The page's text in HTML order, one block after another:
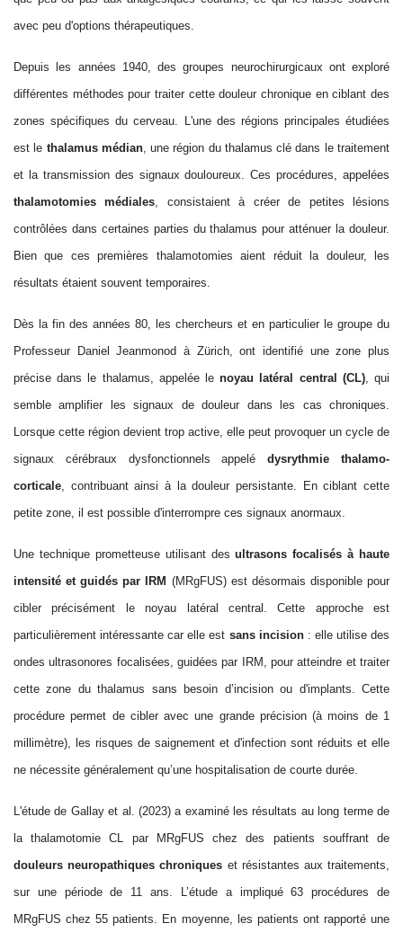
avec peu d'options thérapeutiques.
Depuis les années 1940, des groupes neurochirurgicaux ont exploré
différentes méthodes pour traiter cette douleur chronique en ciblant des
zones spécifiques du cerveau. L'une des régions principales étudiées
est le thalamus médian, une région du thalamus clé dans le traitement
et la transmission des signauxdouloureux .Ces procédures, appelées
thalamotomies médiales , consistaient à créer de petites lésions
contrôlées dans certaines parties du thalamus pour atténuer la douleur.
Bien que ces premières thalamotomies aient réduit la douleur, les
résultats étaient souvent temporaires.
Dès la fin des années 80 , les chercheurs et en particulier le groupe du
Professeur Daniel Jeanmonod à Zürich,
ont identifié une zone plus
précise dans le thalamus, appelée lenoyau latéral central (CL), qui
semble amplifier les signaux de douleur dans les cas chroniques.
Lorsque cette région devient trop active, elle peut provoquer un cycle de
signaux cérébraux dysfonctionnels appelédysrythmie thalamo-
corticale , contribuant ainsi à la douleur persistante. En ciblant cette
petite zone, il est possible d'interrompre ces signaux anormaux.
Une technique prometteuse utilisant desultrasons focalisés à haute
intensité et guidés par IRM (MRgFUS) est désormais disponiblepour
cibler précisément le noyau latéral central. Cette approche est
particulièrement intéressante car elle est sans incision: elle utilise des
ondes ultrasonores focalisées, guidées par IRM, pour atteindre et traiter
cette zone du thalamus sans besoin d’incisionou d'implants. Cette
procédure permet de cibler avecune grande précision (à moins de 1
millimètre), les risques de saignement et d'infection sont réduits et elle
ne nécessite généralement qu’une hospitalisation de courte durée
L'étude de Gallay et al. (2023) a examiné les résultats au long terme de
la thalamotomie CL par MRgFUS chez des patients souffrant de
douleurs neuropathiques chroniques et résistantes aux traitements,
sur une période de 11 ans. L’étude a impliqué 63 procédures de
MRgFUS chez 55 patients. En moyenne, les patients ont rapporté une